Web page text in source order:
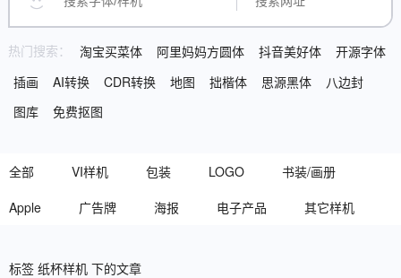
热门搜索： 淘宝买菜体 阿里妈妈方圆体 抖音美好体
开源字体
插画
AI转换 CDR转换 地图 拙楷体 思源黑体
八边封
图库
免费抠图
全部 VI样机 包装 LOGO
书装/画册
Apple
广告牌 海报 电子产品 其它样机
标签 纸杯样机 下的文章